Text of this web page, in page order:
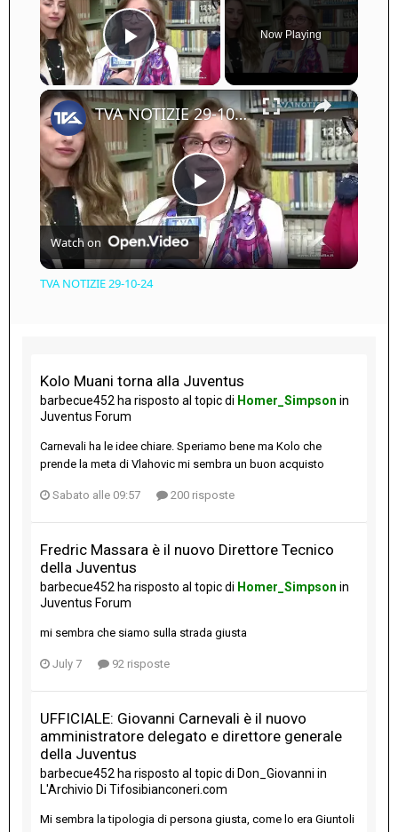
Play Video
Now Playing
×
Play
Video
TVA NOTIZIE 29-10-24
Watch on
TVA NOTIZIE 29-10-24
Kolo Muani torna alla Juventus
barbecue452 ha risposto al topic di Homer_Simpson in
Juventus Forum
Carnevali ha le idee chiare. Speriamo bene ma Kolo che
prende la meta di Vlahovic mi sembra un buon acquisto
Sabato alle 09:57 200 risposte
Fredric Massara è il nuovo Direttore Tecnico
della Juventus
barbecue452 ha risposto al topic di Homer_Simpson in
Juventus Forum
mi sembra che siamo sulla strada giusta
July 7 92 risposte
UFFICIALE: Giovanni Carnevali è il nuovo
amministratore delegato e direttore generale
della Juventus
barbecue452 ha risposto al topic di Don_Giovanni in
L'Archivio Di Tifosibianconeri.com
Mi sembra la tipologia di persona giusta, come lo era Giuntoli